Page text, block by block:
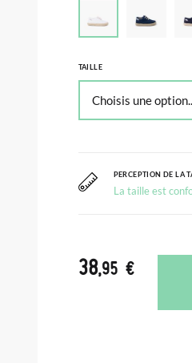
TAILLE
PERCEPTION DE LA
La taille est
38,95 €